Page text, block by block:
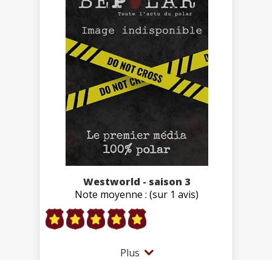
Westworld - saison 3
Note moyenne : (sur 1 avis)
Plus